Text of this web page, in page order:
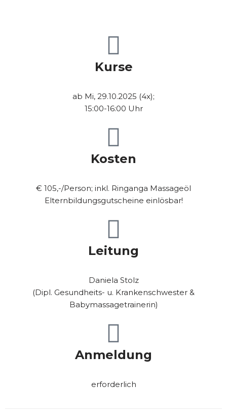
Kurse
ab Mi, 29.10.2025 (4x);
15:00-16:00 Uhr
Kosten
€ 105,-/Person; inkl. Ringanga Massageöl
Elternbildungsgutscheine einlösbar!
Leitung
Daniela Stolz
(Dipl. Gesundheits- u. Krankenschwester &
Babymassagetrainerin)
Anmeldung
erforderlich